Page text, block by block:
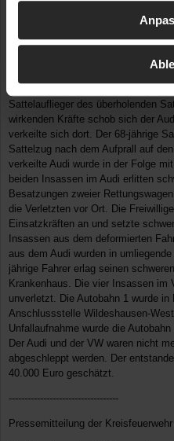
Audi saß ein 30-Jähriger aus
jähriger Mann aus Bad Bevensen.
der Audi auf den VW des Mannes
wird der VW nach rechts
Sattelauflieger des überholenden
wirkenden Kräfte schob sich der
verkeilte sich dort. Der 68-jährige
Sattelzug nach dem Aufprall auf
verkeilte Audi wurde in der Folge
beiden Insassen im Audi erlitten
Besatzungen zweier
die Verletzten vor Ort. Die
Einsatzkräften an und setzte
Insassen aus dem deformierten
aus dem Audi wurden in
jährige Fahrer erlag seinen
Krankenhaus. Die vier Insassen im
unverletzt. Die Autobahn 1 wurde
Anschlussstelle Wildeshausen-
Unfallaufnahme wurde die
Der Audi und der VW waren nicht
abgeschleppt werden. Der
40.000 Euro geschätzt.
-----------------------------------
Pressemitteilung der